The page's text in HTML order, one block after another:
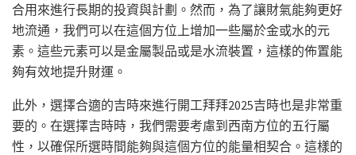
合用來進行長期的投資與計劃。然而，為了讓財氣能夠更好
地流通，我們可以在這個方位上增加一些屬於金或水的元
素。這些元素可以是金屬製品或是水流裝置，這樣的佈置能
夠有效地提升財運。
此外，選擇合適的吉時來進行開工拜拜2025吉時也是非常重
要的。在選擇吉時時，我們需要考慮到西南方位的五行屬
性，以確保所選時間能夠與這個方位的能量相契合。這樣的